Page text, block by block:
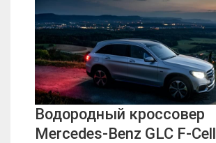
Водородный кроссовер
Mercedes-Benz GLC F-Cell